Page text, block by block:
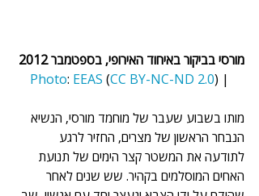
מורסי בביקור באיחוד האירופי, בספטמבר 2012
|
Photo: EEAS (CC BY-NC-ND 2.0)
מותו בשבוע שעבר של מוחמד מורסי, הנשיא
הנבחר הראשון של מצרים, החזיר לרגע
לתודעה את המשטר קצר הימים של תנועת
האחים המוסלמים בקהיר. שש שנים לאחר